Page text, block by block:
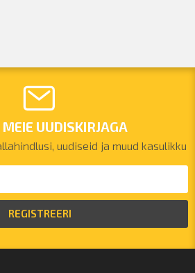
UUDISKIRJAGA
uudiseid ja muud kasulikku
REGISTREERI